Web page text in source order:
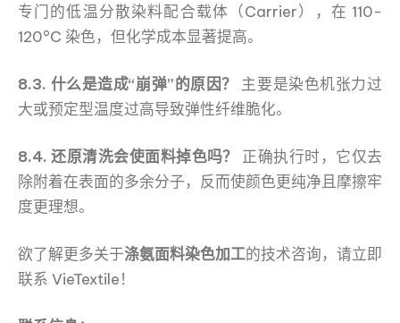
专门的低温分散染料配合载体（Carrier），在 110-
120°C 染色，但化学成本显著提高。
8.3. 什么是造成“崩弹”的原因？
主要是染色机张力过
大或预定型温度过高导致弹性纤维脆化。
8.4. 还原清洗会使面料掉色吗？
正确执行时，它仅去
除附着在表面的多余分子，反而使颜色更纯净且摩擦牢
度更理想。
欲了解更多关于涤氨面料染色加工的技术咨询，请立即
联系 VieTextile！